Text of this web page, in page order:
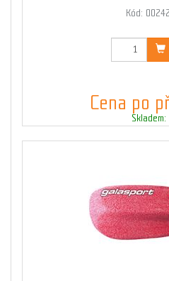
Kód:
Cena po
Skladem: